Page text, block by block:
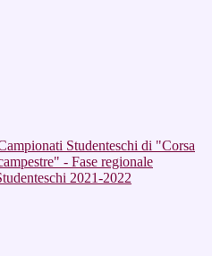
Studenteschi di "Corsa
- Fase regionale
2021-2022